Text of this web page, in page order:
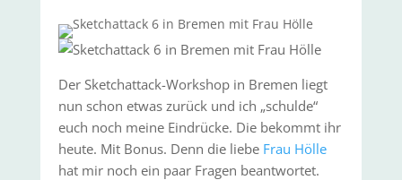
Der Sketchattack-Workshop in Bremen liegt
nun schon etwas zurück und ich „schulde“
euch noch meine Eindrücke. Die bekommt ihr
heute. Mit Bonus. Denn die liebe Frau Hölle
hat mir noch ein paar Fragen beantwortet.